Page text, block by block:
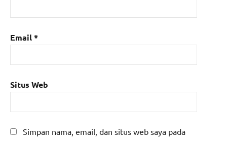
Email*
Situs Web
Simpan nama, email, dan situs web saya pada